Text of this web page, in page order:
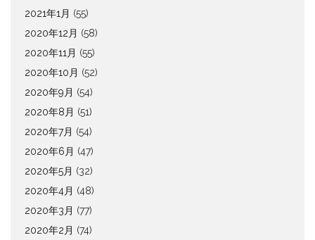
2021年1月 (55)
2020年12月 (58)
2020年11月 (55)
2020年10月 (52)
2020年9月 (54)
2020年8月 (51)
2020年7月 (54)
2020年6月 (47)
2020年5月 (32)
2020年4月 (48)
2020年3月 (77)
2020年2月 (74)